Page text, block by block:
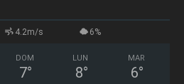
4.2m/s 6%
DOM
7°
LUN
8°
MAR
6°